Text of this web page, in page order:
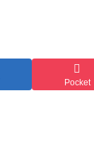
Pocket